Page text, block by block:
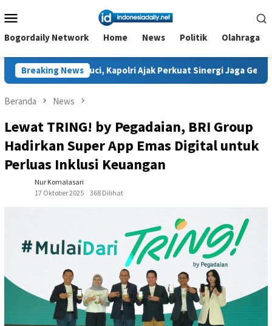
ke
kontenMobile
Bogordaily Network Home News Politik Olahraga
Breaking News
Kapolri Ajak Perkuat Sinergi Jaga Generasi Muda dan Negeri
Beranda News
Lewat TRING! by Pegadaian, BRI Group
Hadirkan Super App Emas Digital untuk
Perluas Inklusi Keuangan
Nur Komalasari
17 Oktober 2025
368 Dilihat